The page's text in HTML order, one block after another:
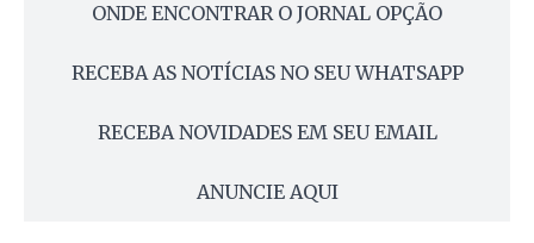
ONDE ENCONTRAR O JORNAL OPÇÃO
RECEBA AS NOTÍCIAS NO SEU WHATSAPP
RECEBA NOVIDADES EM SEU EMAIL
ANUNCIE AQUI